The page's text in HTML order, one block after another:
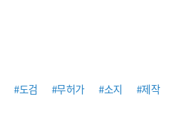
#도검 #무허가 #소지 #제작